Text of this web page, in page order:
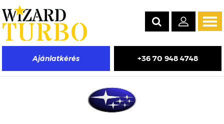
Ajánlatkérés +36 70 948 4748
Subaru turbófeltöltő árak